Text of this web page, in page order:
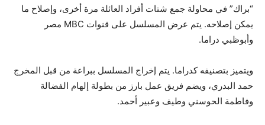
“براك” في محاولة جمع شتات أفراد العائلة مرة أخرى، وإصلاح ما
يمكن إصلاحه. يتم عرض المسلسل على قنوات MBC مصر
وأبوظبي دراما.
ويتميز بتصنيفه كدراما. يتم إخراج المسلسل ببراعة من قبل المخرج
حمد البدري، ويضم فريق عمل بارز من بطولة إلهام الفضالة
وفاطمة الحوسني وطيف وعبير أحمد.